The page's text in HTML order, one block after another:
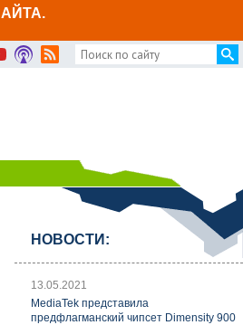
НОВОСТИ:
13.05.2021
MediaTek представила
предфлагманский чипсет Dimensity 900